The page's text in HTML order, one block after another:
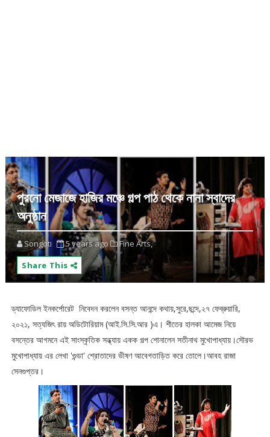
পুরনো মেজাজে হাজির মঞ্চে গল্প পাঠ থেকে নানা স্বাদের
অনুষ্ঠান
Songoti 5 years ago
Fine Arts,
Share This
ড্যাফোডিল ইনকর্পোরেট নিবেদন করলেন বসন্ত আনন্দে কথায়,সুরে,ছন্দে,২৭ ফেব্রুয়ারি,
২০২১, সত্যজিৎ রায় অডিটোরিয়াম (আই.সি.সি.আর )এ। শীতের হালকা আমেজ নিয়ে
বসন্তের আগমনে এই সাংস্কৃতিক সন্ধ্যায় একক গল্প শোনালেন সতীনাথ মুখোপাধ্যায়।সৌরভ
মুখোপাধ্যায় এর লেখা 'গুন্ডা' শ্রোতাদের ভীষণ আবেগতাড়িত করে তোলে।আবহ রাজা
সেনগুপ্তর।